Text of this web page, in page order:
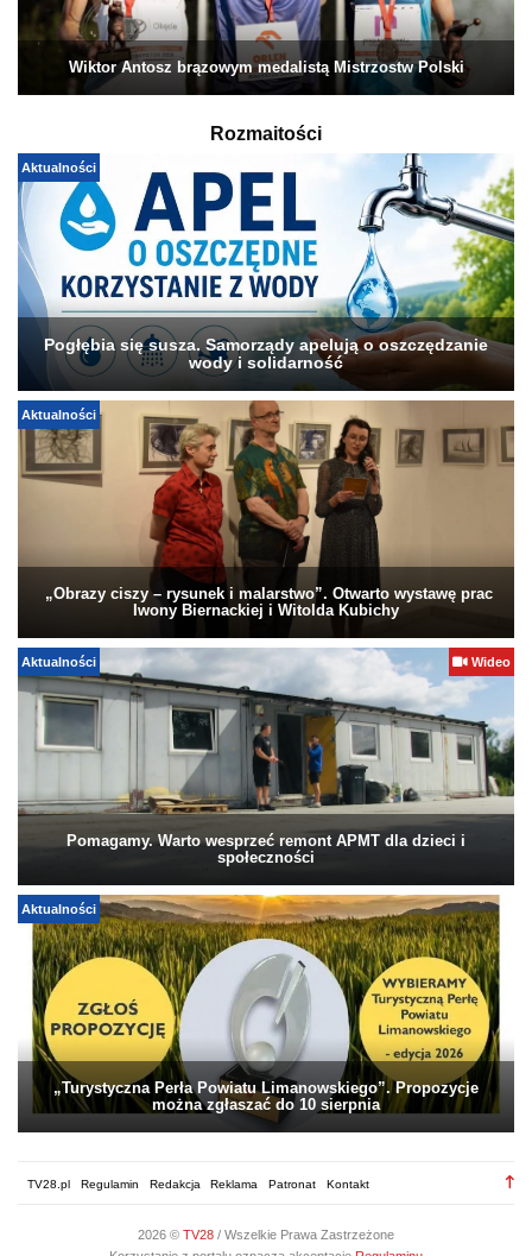
Wiktor Antosz brązowym medalistą Mistrzostw Polski
Rozmaitości
Aktualności
Pogłębia się susza. Samorządy apelują o oszczędzanie
wody i solidarność
Aktualności
„Obrazy ciszy – rysunek i malarstwo”. Otwarto wystawę prac
Iwony Biernackiej i Witolda Kubichy
Aktualności Wideo
Pomagamy. Warto wesprzeć remont APMT dla dzieci i
społeczności
Aktualności
„Turystyczna Perła Powiatu Limanowskiego”. Propozycje
można zgłaszać do 10 sierpnia
TV28.pl Regulamin Redakcja Reklama Patronat Kontakt
2026 © TV28 / Wszelkie Prawa Zastrzeżone